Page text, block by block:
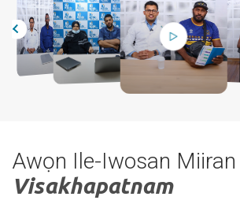
Awọn Ile-Iwosan Miiran
Visakhapatnam